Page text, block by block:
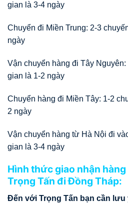
gian là 3-4 ngày
Chuyển đi Miền Trung: 2-3
ngày
Vận chuyển hàng đi Tây
gian là 1-2 ngày
Chuyển hàng đi Miền Tây: 1-2
2 ngày
Vận chuyển hàng từ Hà Nội đi
gian là 3-4 ngày
Hình thức giao nhận
Trọng Tấn đi Đồng Tháp:
Đến với Trọng Tấn bạn cần lưu